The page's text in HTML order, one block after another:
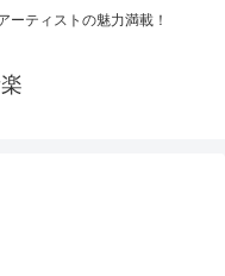
ーティストの魅力満載！